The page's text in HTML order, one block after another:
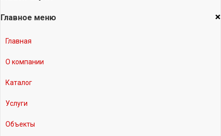
×
Главное меню
Главная
О компании
Каталог
Услуги
Объекты